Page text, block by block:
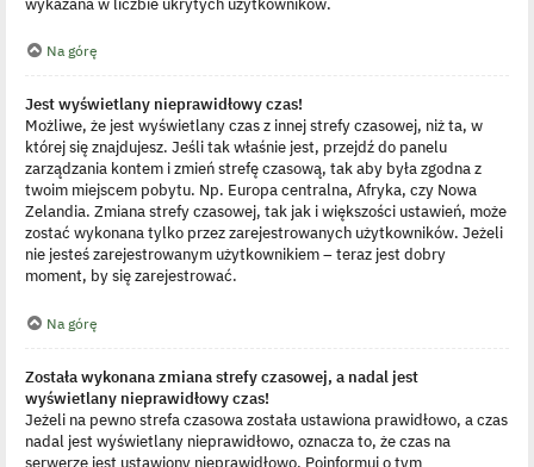
Na górę
Jest wyświetlany nieprawidłowy czas!
Możliwe, że jest wyświetlany czas z innej strefy czasowej, niż ta, w
której się znajdujesz. Jeśli tak właśnie jest, przejdź do panelu
zarządzania kontem i zmień strefę czasową, tak aby była zgodna z
twoim miejscem pobytu. Np. Europa centralna, Afryka, czy Nowa
Zelandia. Zmiana strefy czasowej, tak jak i większości ustawień, może
zostać wykonana tylko przez zarejestrowanych użytkowników. Jeżeli
nie jesteś zarejestrowanym użytkownikiem – teraz jest dobry
moment, by się zarejestrować.
Na górę
Została wykonana zmiana strefy czasowej, a nadal jest
wyświetlany nieprawidłowy czas!
Jeżeli na pewno strefa czasowa została ustawiona prawidłowo, a czas
nadal jest wyświetlany nieprawidłowo, oznacza to, że czas na
serwerze jest ustawiony nieprawidłowo. Poinformuj o tym